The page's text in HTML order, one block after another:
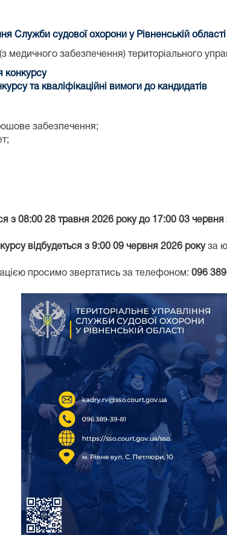
Служби судової охорони у Рівненській області
медичного забезпечення) територіального
конкурсу
та кваліфікаційні вимоги до кандидатів
забезпечення;
з 08:00 28 травня 2026 року до 17:00 03 червня
відбудеться з 9:00 09 червня 2026 рокуза
просимо звертатись за телефоном: 096